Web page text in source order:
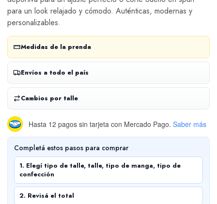
para un look relajado y cómodo. Auténticas, modernas y
personalizables.
Medidas de la prenda
Envíos a todo el país
Cambios por talle
Hasta 12 pagos sin tarjeta con Mercado Pago. Saber más
Completá estos pasos para comprar
1. Elegí tipo de talle, talle, tipo de manga, tipo de
confección
2. Revisá el total